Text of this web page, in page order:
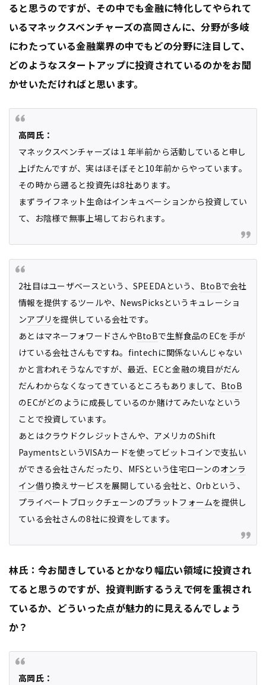
ると思うのですが、その中でも金融に特化してやられて
いるマネックスベンチャーズの高岡さんに、分野が多岐
にわたっている金融業界の中でもどの分野に注目して、
どのようなスタートアップに投資されているのかをお聞
かせいただければと思います。
高岡氏：
マネックスベンチャーズは１年半前から活動していると申し
上げたんですが、実はほそぼそと10年前からやっています。
その時から遡ると投資先は8社あります。
まずライフネット生命はインキュベーションから投資してい
て、お陰様で無事上場しておられます。
2社目はユーザベースという、SPEEDAという、 BtoBで会社
情報を提供するツールや、NewsPicksというキュレーショ
ンアプリ を提供している会社です。
あとはマネーフォワードさんやBtoBで生鮮食品のECを手が
けている会社さんもですね。fintechに関係ないんじゃない
かと言われそうなんですが、最近、ECと金融の境目がだん
だんわからなくなってきているところもありまして、 BtoB
のECがどのように成長しているのか賭けてみたいなという
ことで投資しています。
あとはクラウドクレジットさんや、アメリカのShift
PaymentsというVISAカードを使ってビットコインで支払い
ができる会社さんだったり、MFSという住宅ローンのオンラ
イン借り換えサービスを展開している会社と、Orbという、
プライベートブロックチェーンのプラット フォームを提供し
ている会社さんの8社に投資をしてます。
林氏：今お聞きしているとかなり幅広い領域に投資され
てると思うのですが、投資判断するうえで何を重視され
ているか、どういった点が魅力的に見えるんでしょう
か？
高岡氏：